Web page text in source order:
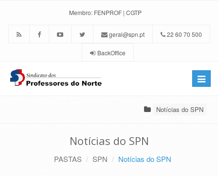
Membro: FENPROF | CGTP
geral@spn.pt 22 60 70 500
BackOffice
Toggle
Notícias do SPN
Notícias do SPN
PASTAS SPN Notícias do SPN